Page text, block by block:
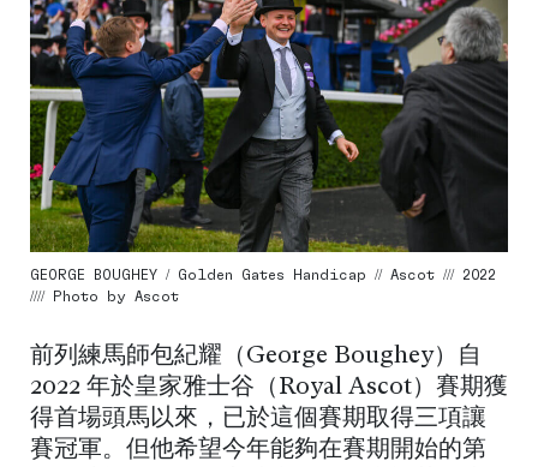
GEORGE BOUGHEY / Golden Gates Handicap // Ascot /// 2022
//// Photo by Ascot
前列練馬師包紀耀（George Boughey）自
2022 年於皇家雅士谷（Royal Ascot）賽期獲
得首場頭馬以來，已於這個賽期取得三項讓
賽冠軍。但他希望今年能夠在賽期開始的第